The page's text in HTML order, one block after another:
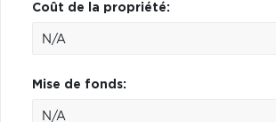
Coût de la propriété:
Mise de fonds: